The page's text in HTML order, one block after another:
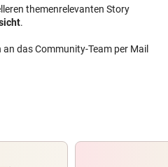
themenrelevanten Story
.
das Community-Team per Mail